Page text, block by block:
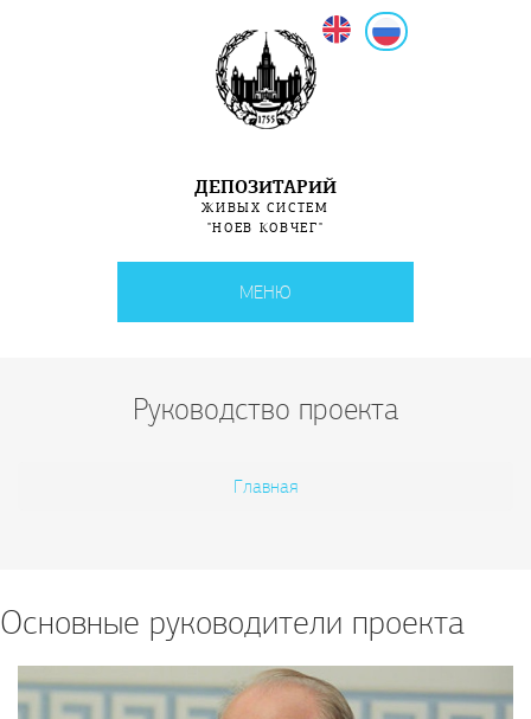
EnglishРусский
ДЕПОЗИТАРИЙ
ЖИВЫХ СИСТЕМ
"НОЕВ КОВЧЕГ"
МЕНЮ
Руководство проекта
Главная
Основные руководители проекта